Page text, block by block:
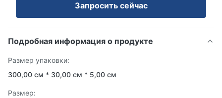
Запросить сейчас
Подробная информация о продукте
Размер упаковки:
300,00 см * 30,00 см * 5,00 см
Размер: